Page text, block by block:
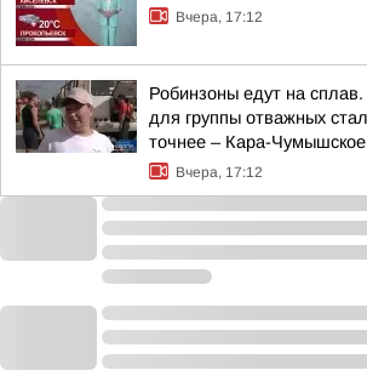
Вчера, 17:12
Робинзоны едут на
для группы отважных
точнее – Кара-
Вчера, 17:12